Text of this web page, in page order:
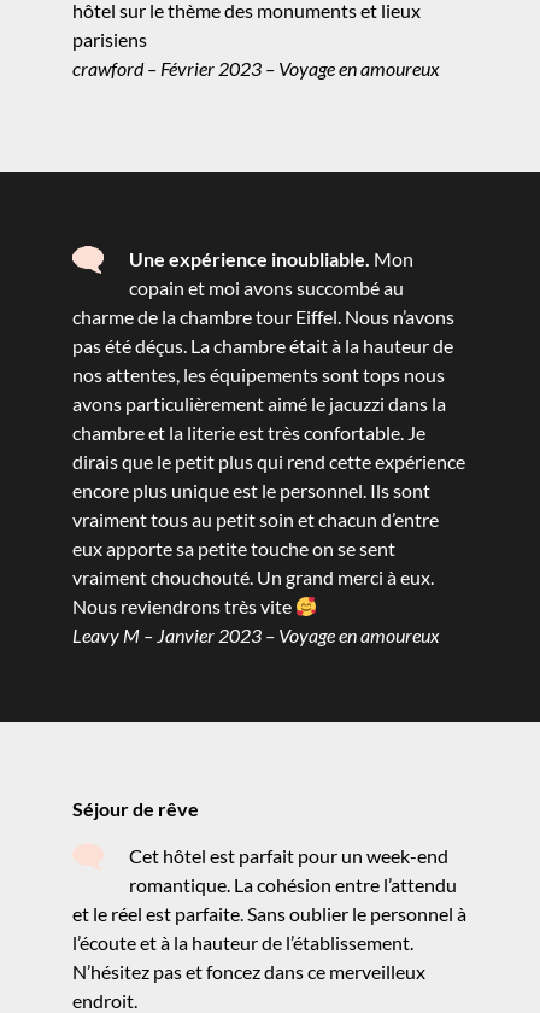
hôtel sur le thème des monuments et lieux
parisiens
crawford – Février 2023 – Voyage en amoureux
Une expérience inoubliable. Mon
copain et moi avons succombé au
charme de la chambre tour Eiffel. Nous n’avons
pas été déçus. La chambre était à la hauteur de
nos attentes, les équipements sont tops nous
avons particulièrement aimé le jacuzzi dans la
chambre et la literie est très confortable. Je
dirais que le petit plus qui rend cette expérience
encore plus unique est le personnel. Ils sont
vraiment tous au petit soin et chacun d’entre
eux apporte sa petite touche on se sent
vraiment chouchouté. Un grand merci à eux.
Nous reviendrons très vite
Leavy M – Janvier 2023 – Voyage en amoureux
Séjour de rêve
Cet hôtel est parfait pour un week-end
romantique. La cohésion entre l’attendu
et le réel est parfaite. Sans oublier le personnel à
l’écoute et à la hauteur de l’établissement.
N’hésitez pas et foncez dans ce merveilleux
endroit.